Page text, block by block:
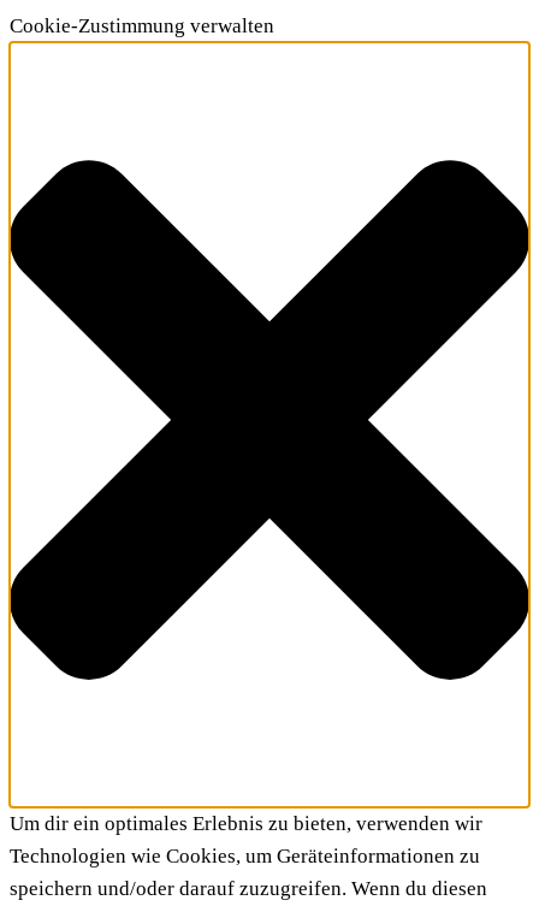
Cookie-Zustimmung verwalten
Um dir ein optimales Erlebnis zu bieten, verwenden wir
Technologien wie Cookies, um Geräteinformationen zu
speichern und/oder darauf zuzugreifen. Wenn du diesen